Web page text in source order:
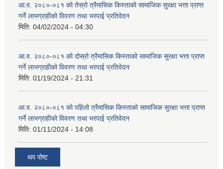
आ.व. २०८०-०८१ को तेस्रो त्रैमासिक किस्ताको सामाजिक सुरक्षा भत्ता प्राप्त
गर्ने लाभग्राहीको विवरण तथा भरपाई प्रतिवेदन
मिति: 04/02/2024 - 04:30
आ.व. २०८०-०८१ को दोस्रो त्रैमासिक किस्ताको सामाजिक सुरक्षा भत्ता प्राप्त
गर्ने लाभग्राहीको विवरण तथा भरपाई प्रतिवेदन
मिति: 01/19/2024 - 21:31
आ.व. २०८०-०८१ को पहिलो त्रैमासिक किस्ताको सामाजिक सुरक्षा भत्ता प्राप्त
गर्ने लाभग्राहीको विवरण तथा भरपाई प्रतिवेदन
मिति: 01/11/2024 - 14:08
थप पोष्ट